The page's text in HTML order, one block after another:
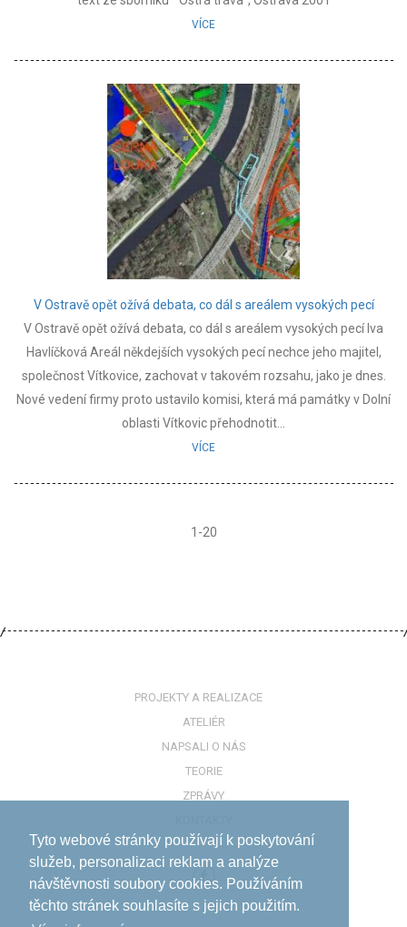
Tyto webové stránky používají k poskytování
služeb, personalizaci reklam a analýze
návštěvnosti soubory cookies. Používáním
těchto stránek souhlasíte s jejich použitím.
VÍCE
V Ostravě opět ožívá debata, co dál s areálem vysokých pecí
V Ostravě opět ožívá debata, co dál s areálem vysokých pecí Iva
Havlíčková Areál někdejších vysokých pecí nechce jeho majitel,
společnost Vítkovice, zachovat v takovém rozsahu, jako je dnes.
Nové vedení firmy proto ustavilo komisi, která má památky v Dolní
oblasti Vítkovic přehodnotit...
VÍCE
1-20
PROJEKTY A REALIZACE
ATELIÉR
NAPSALI O NÁS
TEORIE
ZPRÁVY